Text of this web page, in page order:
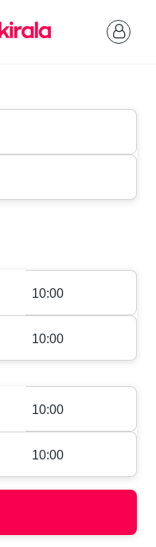
10:00
10:00
10:00
10:00